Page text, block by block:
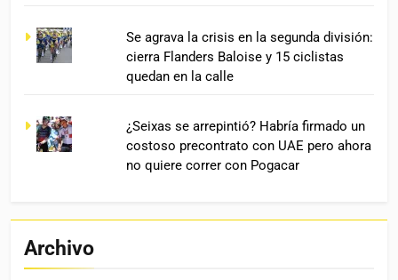
Se agrava la crisis en la segunda división:
cierra Flanders Baloise y 15 ciclistas
quedan en la calle
¿Seixas se arrepintió? Habría firmado un
costoso precontrato con UAE pero ahora
no quiere correr con Pogacar
Archivo